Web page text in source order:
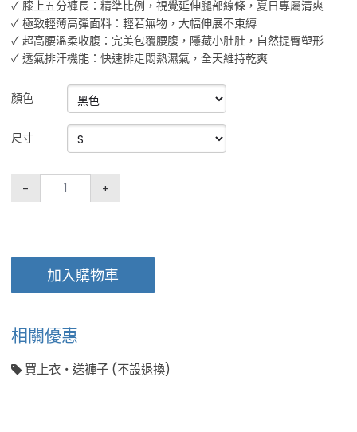
✓ 膝上五分褲長：精準比例，視覺延伸腿部線條，夏日專屬清爽
✓ 極致輕薄高彈面料：輕若無物，大幅伸展不束縛
✓ 超高腰溫柔收腹：完美包覆腰腹，隱藏小肚肚，自然提臀塑形
✓ 透氣排汗機能：快速排走悶熱濕氣，全天維持乾爽
顏色
尺寸
- +
加入購物車
相關優惠
買上衣・送褲子 (不設退換)